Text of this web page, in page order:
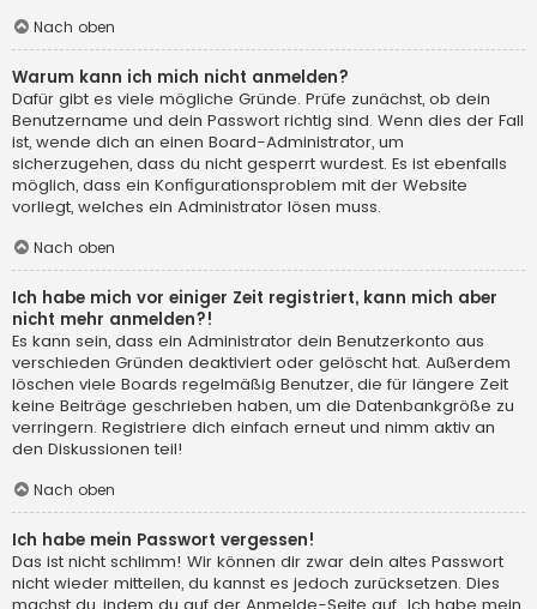
Nach oben
Warum kann ich mich nicht anmelden?
Dafür gibt es viele mögliche Gründe. Prüfe zunächst, ob dein
Benutzername und dein Passwort richtig sind. Wenn dies der Fall
ist, wende dich an einen Board-Administrator, um
sicherzugehen, dass du nicht gesperrt wurdest. Es ist ebenfalls
möglich, dass ein Konfigurationsproblem mit der Website
vorliegt, welches ein Administrator lösen muss.
Nach oben
Ich habe mich vor einiger Zeit registriert, kann mich aber
nicht mehr anmelden?!
Es kann sein, dass ein Administrator dein Benutzerkonto aus
verschieden Gründen deaktiviert oder gelöscht hat. Außerdem
löschen viele Boards regelmäßig Benutzer, die für längere Zeit
keine Beiträge geschrieben haben, um die Datenbankgröße zu
verringern. Registriere dich einfach erneut und nimm aktiv an
den Diskussionen teil!
Nach oben
Ich habe mein Passwort vergessen!
Das ist nicht schlimm! Wir können dir zwar dein altes Passwort
nicht wieder mitteilen, du kannst es jedoch zurücksetzen. Dies